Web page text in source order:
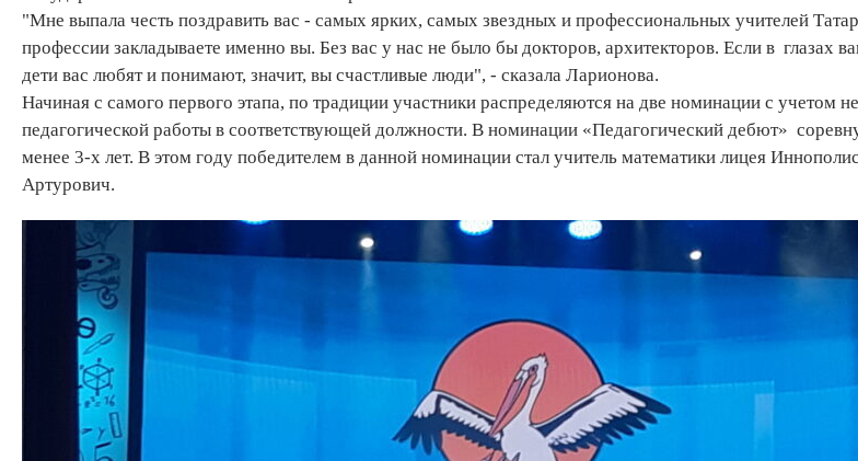
"Мне выпала честь поздравить вас - самых ярких, самых звездных и профессиональных учителей
профессии закладываете именно вы. Без вас у нас не было бы докторов, архитекторов. Если в глазах
дети вас любят и понимают, значит, вы счастливые люди", - сказала Ларионова.
Начиная с самого первого этапа, по традиции участники распределяются на две номинации с учетом
педагогической работы в соответствующей должности. В номинации «Педагогический дебют»
менее 3-х лет. В этом году победителем в данной номинации стал учитель математики лицея
Артурович.